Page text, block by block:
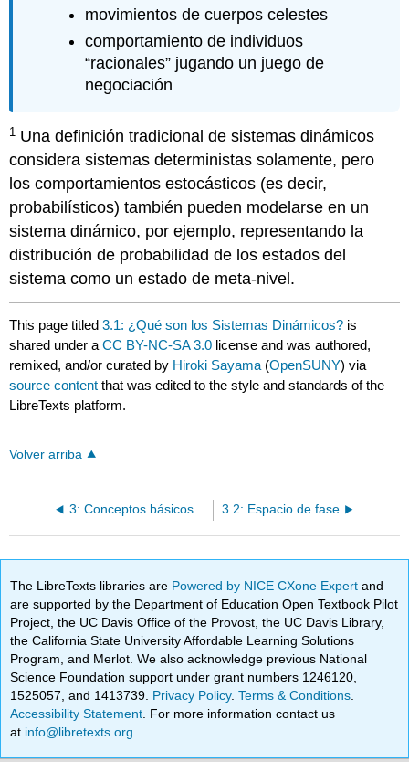
movimientos de cuerpos celestes
comportamiento de individuos
“racionales” jugando un juego de
negociación
1 Una definición tradicional de sistemas dinámicos
considera sistemas deterministas solamente, pero
los comportamientos estocásticos (es decir,
probabilísticos) también pueden modelarse en un
sistema dinámico, por ejemplo, representando la
distribución de probabilidad de los estados del
sistema como un estado de meta-nivel.
This page titled3.1: ¿Qué son los Sistemas Dinámicos? is
shared under aCC BY-NC-SA 3.0 license and was authored,
remixed, and/or curated by Hiroki Sayama (OpenSUNY) via
source content that was edited to the style and standards of the
LibreTexts platform.
Volver arriba
3: Conceptos básicos de los sistemas dinámicos 3.2: Espacio de fase
The LibreTexts libraries are Powered by NICE CXone Expertand
are supported by the Department of Education Open Textbook Pilot
Project, the UC Davis Office of the Provost, the UC Davis Library,
the California State University Affordable Learning Solutions
Program, and Merlot. We also acknowledge previous National
Science Foundation support under grant numbers 1246120,
1525057, and 1413739. Privacy Policy.Terms & Conditions
Accessibility Statement . For more information contact us
at info@libretexts.org